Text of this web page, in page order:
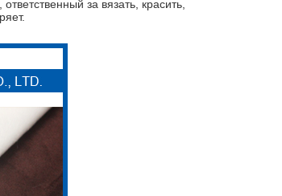
за вязать, красить,